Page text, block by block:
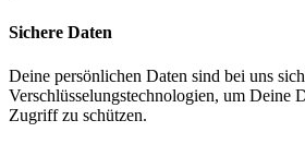
Sichere Daten
Deine persönlichen Daten sind bei uns
Verschlüsselungstechnologien, um Deine
Zugriff zu schützen.